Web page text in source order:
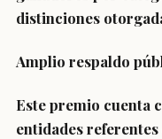
distinciones
Amplio respaldo
Este premio cuenta
entidades